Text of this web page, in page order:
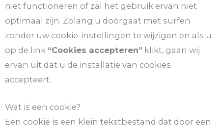
niet functioneren of zal het gebruik ervan niet
optimaal zijn. Zolang u doorgaat met surfen
zonder uw cookie-instellingen te wijzigen en als u
op de link “Cookies accepteren” klikt, gaan wij
ervan uit dat u de installatie van cookies
accepteert.
Wat is een cookie?
Een cookie is een klein tekstbestand dat door een